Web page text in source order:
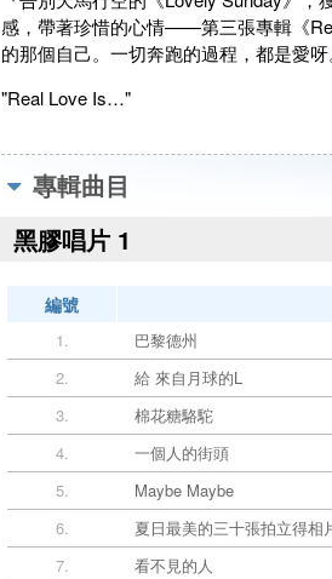
感，帶著珍惜的心情——第三張專輯《
的那個自己。一切奔跑的過程，都是愛
"Real Love Is…"
專輯曲目
黑膠唱片 1
編號
1.
巴黎德州
2.
給 來自月球的L
3.
棉花糖駱駝
4.
一個人的街頭
5.
Maybe Maybe
6.
夏日最美的三十張拍立得相
7.
看不見的人